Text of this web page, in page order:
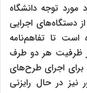
مورد توجه دانشگاه
اجرایی
است تا تفاهم‌نامه
ظرفیت هر دو طرف
برای اجرای طرح‌های
در حال رایزنی